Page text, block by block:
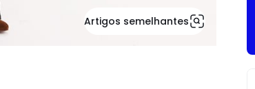
Artigos semelhantes